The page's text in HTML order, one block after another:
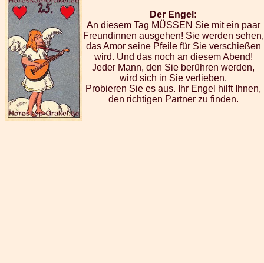
Der Engel:
An diesem Tag MÜSSEN Sie mit ein paar
Freundinnen ausgehen! Sie werden sehen,
das Amor seine Pfeile für Sie verschießen
wird. Und das noch an diesem Abend!
Jeder Mann, den Sie berühren werden,
wird sich in Sie verlieben.
Probieren Sie es aus. Ihr Engel hilft Ihnen,
den richtigen Partner zu finden.